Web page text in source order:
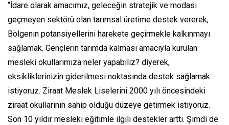
“İdare olarak amacımız, geleceğin stratejik ve modası
geçmeyen sektörü olan tarımsal üretime destek vererek,
Bölgenin potansiyellerini harekete geçirmekle kalkınmayı
sağlamak. Gençlerin tarımda kalması amacıyla kurulan
mesleki okullarımıza neler yapabiliz? diyerek,
eksikliklerinizin giderilmesi noktasında destek sağlamak
istiyoruz. Ziraat Meslek Liselerini 2000 yılı öncesindeki
ziraat okullarının sahip olduğu düzeye getirmek istiyoruz.
Son 10 yıldır mesleki eğitimle ilgili destekler arttı. Şimdi de